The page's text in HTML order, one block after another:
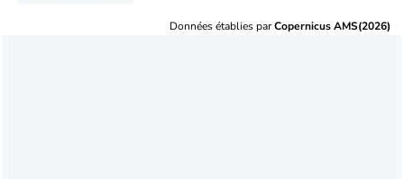
Données établies parCopernicus AMS(2026)